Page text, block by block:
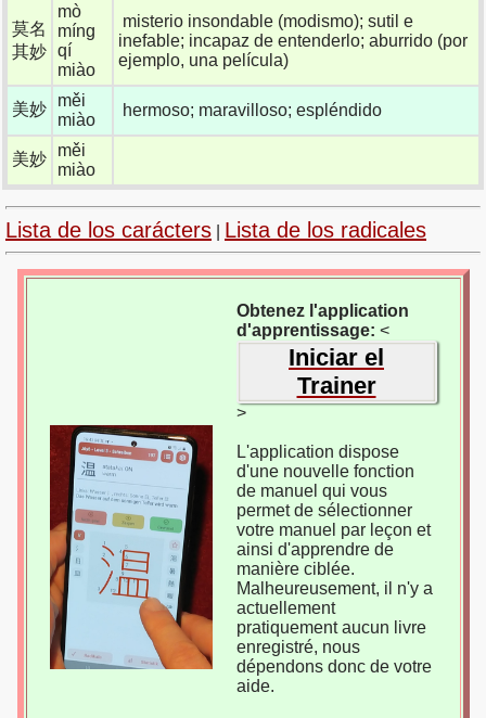
莫名
其妙
mò
míng
qí
miào
misterio insondable (modismo); sutil e
inefable; incapaz de entenderlo; aburrido (por
ejemplo, una película)
美妙
měi
miào
hermoso; maravilloso; espléndido
美妙
měi
miào
Lista de los carácters Lista de los radicales
Obtenez l'application
d'apprentissage: <
Iniciar el
Trainer
>
L'application dispose
d'une nouvelle fonction
de manuel qui vous
permet de sélectionner
votre manuel par leçon et
ainsi d'apprendre de
manière ciblée.
Malheureusement, il n'y a
actuellement
pratiquement aucun livre
enregistré, nous
dépendons donc de votre
aide.